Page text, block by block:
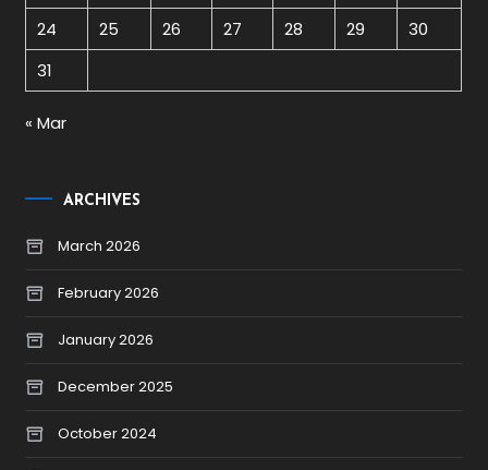
24
25 26 27 28 29
30
31
« Mar
ARCHIVES
March 2026
February 2026
January 2026
December 2025
October 2024